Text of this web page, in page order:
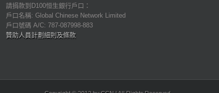
請捐款到D100恒生銀行戶口：
戶口名稱: Global Chinese Network Limited
戶口號碼 A/C: 787-087998-883
贊助人員計劃細則及條款